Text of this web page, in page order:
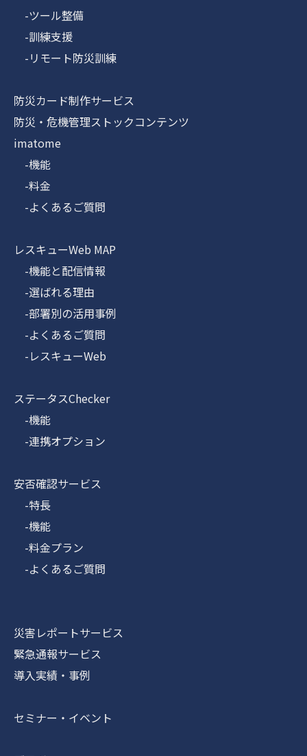
-ツール整備
-訓練支援
-リモート防災訓練
防災カード制作サービス
防災・危機管理ストックコンテンツ
imatome
-機能
-料金
-よくあるご質問
レスキューWeb MAP
-機能と配信情報
-選ばれる理由
-部署別の活用事例
-よくあるご質問
-レスキューWeb
ステータスChecker
-機能
-連携オプション
安否確認サービス
-特長
-機能
-料金プラン
-よくあるご質問
災害レポートサービス
緊急通報サービス
導入実績・事例
セミナー・イベント